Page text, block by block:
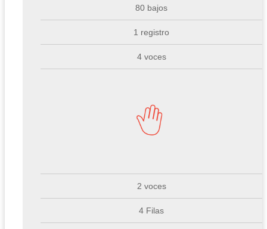
80 bajos
1 registro
4 voces
2 voces
4 Filas